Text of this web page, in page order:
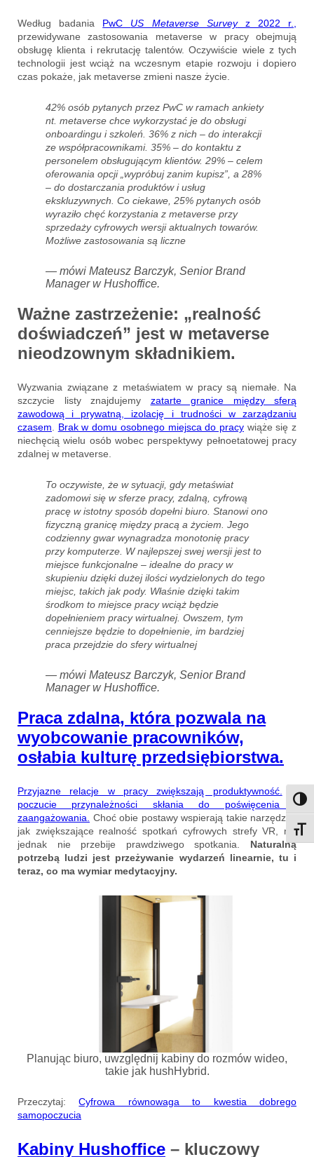
Według badania PwC US Metaverse Surveyz 2022 r.,
przewidywane zastosowania metaverse w pracy obejmują
obsługę klienta i rekrutację talentów. Oczywiście wiele z tych
technologii jest wciąż na wczesnym etapie rozwoju i dopiero
czas pokaże, jak metaverse zmieni nasze życie.
42% osób pytanych przez PwC w ramach ankiety
nt. metaverse chce wykorzystać je do obsługi
onboardingu i szkoleń. 36% z nich – do interakcji
ze współpracownikami. 35% – do kontaktu z
personelem obsługującym klientów. 29% – celem
oferowania opcji „wypróbuj zanim kupisz”, a 28%
– do dostarczania produktów i usług
ekskluzywnych. Co ciekawe, 25% pytanych osób
wyraziło chęć korzystania z metaverse przy
sprzedaży cyfrowych wersji aktualnych towarów.
Możliwe zastosowania są liczne
— mówi Mateusz Barczyk, Senior Brand
Manager w Hushoffice.
Ważne zastrzeżenie: „realność
doświadczeń” jest w metaverse
nieodzownym składnikiem.
Wyzwania związane z metaświatem w pracy są niemałe. Na
szczycie listy znajdujemy zatarte granice między sferą
zawodową i prywatną, izolację i trudności w zarządzaniu
czasem. Brak w domu osobnego miejsca do pracywiąże się z
niechęcią wielu osób wobec perspektywy pełnoetatowej pracy
zdalnej w metaverse.
To oczywiste, że w sytuacji, gdy metaświat
zadomowi się w sferze pracy, zdalną, cyfrową
pracę w istotny sposób dopełni biuro. Stanowi ono
fizyczną granicę między pracą a życiem. Jego
codzienny gwar wynagradza monotonię pracy
przy komputerze. W najlepszej swej wersji jest to
miejsce funkcjonalne – idealne do pracy w
skupieniu dzięki dużej ilości wydzielonych do tego
miejsc, takich jak pody. Właśnie dzięki takim
środkom to miejsce pracy wciąż będzie
dopełnieniem pracy wirtualnej. Owszem, tym
cenniejsze będzie to dopełnienie, im bardziej
praca przejdzie do sfery wirtualnej
— mówi Mateusz Barczyk, Senior Brand
Manager w Hushoffice.
Praca zdalna, która pozwala na
wyobcowanie pracowników,
osłabia kulturę przedsiębiorstwa.
Przyjazne relacje w pracy zwiększają produktywność. A
poczucie przynależności skłania do poświęcenia i
zaangażowania. Choć obie postawy wspierają takie narzędzia,
jak zwiększające realność spotkań cyfrowych strefy VR, nic
jednak nie przebije prawdziwego spotkania. Naturalną
potrzebą ludzi jest przeżywanie wydarzeń linearnie, tu i
teraz, co ma wymiar medytacyjny.
Planując biuro, uwzględnij kabiny do rozmów wideo,
takie jak hushHybrid.
Przeczytaj:Cyfrowa równowaga to kwestia dobrego
samopoczucia
Kabiny Hushoffice – kluczowy